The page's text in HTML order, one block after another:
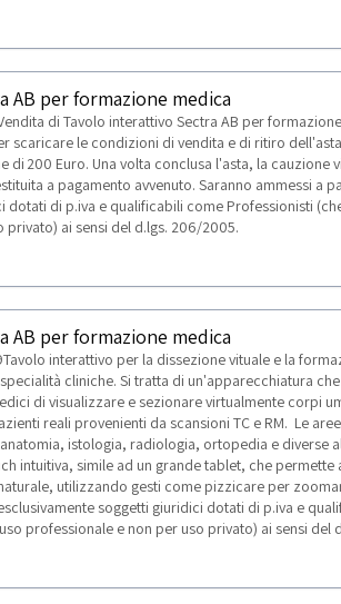
per formazione medica
di Tavolo interattivo Sectra AB per
scaricare le condizioni di vendita e di ritiro
di 200 Euro. Una volta conclusa l'asta, la cauzione
a pagamento avvenuto. Saranno ammessi a
dotati di p.iva e qualificabili come Professionisti
privato) ai sensi del d.lgs. 206/2005.
per formazione medica
interattivo per la dissezione vituale e la
cliniche. Si tratta di un'apparecchiatura
di visualizzare e sezionare virtualmente corpi
reali provenienti da scansioni TC e RM. Le
istologia, radiologia, ortopedia e diverse
intuitiva, simile ad un grande tablet, che
utilizzando gesti come pizzicare per
soggetti giuridici dotati di p.iva e
professionale e non per uso privato) ai sensi del